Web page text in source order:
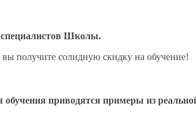
Школы.
вы получите солидную скидку на обучение!
обучения приводятся примеры из